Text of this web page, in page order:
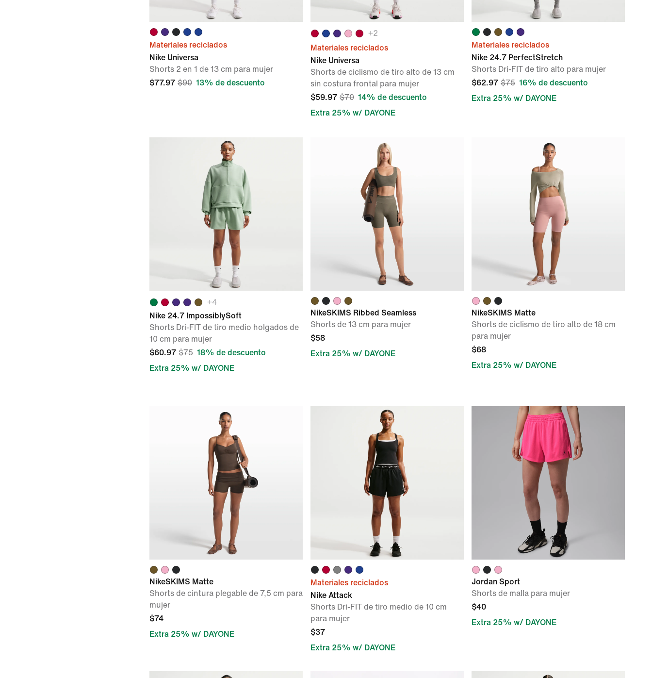
Materiales reciclados
Nike Universa
Shorts 2 en 1 de 13 cm para mujer
$77.97 $90 13% de descuento
+2
Materiales reciclados
Nike Universa
Shorts de ciclismo de tiro alto de 13 cm
sin costura frontal para mujer
$59.97 $70 14% de descuento
Extra 25% w/ DAYONE
Materiales reciclados
Nike 24.7 PerfectStretch
Shorts Dri-FIT de tiro alto para mujer
$62.97 $75 16% de descuento
Extra 25% w/ DAYONE
+4
Nike 24.7 ImpossiblySoft
Shorts Dri-FIT de tiro medio holgados de
10 cm para mujer
$60.97 $75 18% de descuento
Extra 25% w/ DAYONE
NikeSKIMS Ribbed Seamless
Shorts de 13 cm para mujer
$58
Extra 25% w/ DAYONE
NikeSKIMS Matte
Shorts de ciclismo de tiro alto de 18 cm
para mujer
$68
Extra 25% w/ DAYONE
NikeSKIMS Matte
Shorts de cintura plegable de 7,5 cm para
mujer
$74
Extra 25% w/ DAYONE
Materiales reciclados
Nike Attack
Shorts Dri-FIT de tiro medio de 10 cm
para mujer
$37
Extra 25% w/ DAYONE
Jordan Sport
Shorts de malla para mujer
$40
Extra 25% w/ DAYONE